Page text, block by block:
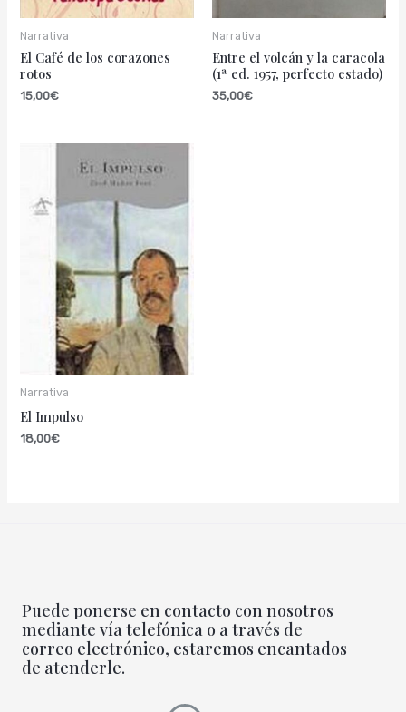
Narrativa
El Café de los corazones
rotos
15,00€
Narrativa
Entre el volcán y la caracola
(1ª ed. 1957, perfecto estado)
35,00€
Narrativa
El Impulso
18,00€
Puede ponerse en contacto con nosotros
mediante vía telefónica o a través de
correo electrónico, estaremos encantados
de atenderle.